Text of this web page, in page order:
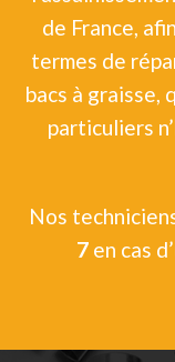
de France,
termes de
bacs à graisse,
particuliers
Nos
7en cas d’